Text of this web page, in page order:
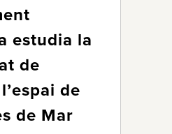
estudia la
de
de
de Mar